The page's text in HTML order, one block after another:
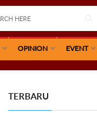
OPINION EVENT
TERBARU